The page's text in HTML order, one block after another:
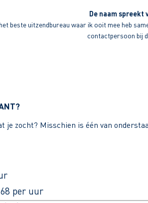
De naam spreekt
beste uitzendbureau waar ik ooit mee heb
contactpersoon bij
je zocht? Misschien is één van
per uur